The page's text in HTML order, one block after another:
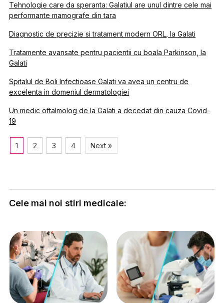
Tehnologie care da speranta: Galatiul are unul dintre cele mai
performante mamografe din tara
Diagnostic de precizie si tratament modern ORL, la Galati
Tratamente avansate pentru pacientii cu boala Parkinson, la
Galati
Spitalul de Boli Infectioase Galati va avea un centru de
excelenta in domeniul dermatologiei
Un medic oftalmolog de la Galati a decedat din cauza Covid-
19
1 2 3 4 Next »
Cele mai noi stiri medicale: